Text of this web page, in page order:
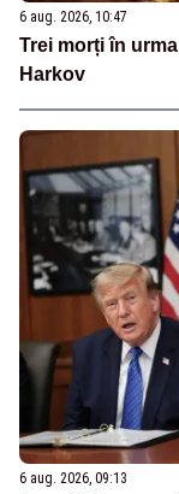
6 aug. 2026, 10:47
Trei morți în
Harkov
6 aug. 2026, 09:13